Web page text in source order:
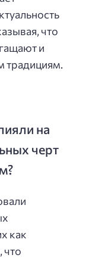
что
и
традициям.
на
черт
как
что